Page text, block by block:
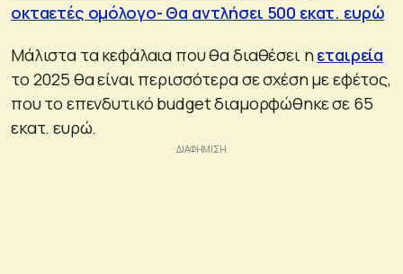
οκταετές ομόλογο- Θα αντλήσει 500 εκατ. ευρώ
Μάλιστα τα κεφάλαια που θα διαθέσει ηεταιρεία
το 2025 θα είναι περισσότερα σε σχέση με εφέτος,
που το επενδυτικό budget διαμορφώθηκε σε 65
εκατ. ευρώ.